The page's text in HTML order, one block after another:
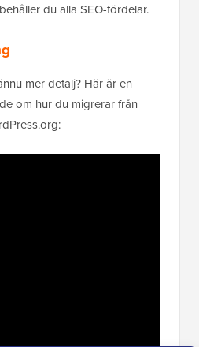
du alla SEO-fördelar.
mer detalj? Här är en
om hur du migrerar från